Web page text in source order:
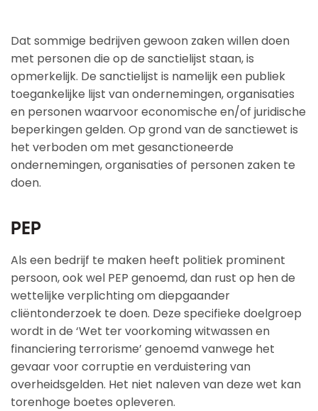
Dat sommige bedrijven gewoon zaken willen doen
met personen die op de sanctielijst staan, is
opmerkelijk. De sanctielijst is namelijk een publiek
toegankelijke lijst van ondernemingen, organisaties
en personen waarvoor economische en/of juridische
beperkingen gelden. Op grond van de sanctiewet is
het verboden om met gesanctioneerde
ondernemingen, organisaties of personen zaken te
doen.
PEP
Als een bedrijf te maken heeft politiek prominent
persoon, ook wel PEP genoemd, dan rust op hen de
wettelijke verplichting om diepgaander
cliëntonderzoek te doen. Deze specifieke doelgroep
wordt in de ‘Wet ter voorkoming witwassen en
financiering terrorisme’ genoemd vanwege het
gevaar voor corruptie en verduistering van
overheidsgelden. Het niet naleven van deze wet kan
torenhoge boetes opleveren.